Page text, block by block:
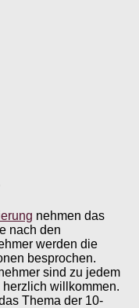
nehmen das
nach den
werden die
besprochen.
sind zu jedem
willkommen.
Thema der 10-